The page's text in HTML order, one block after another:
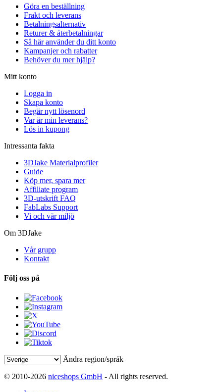
Göra en beställning
Frakt och leverans
Betalningsalternativ
Returer & återbetalningar
Så här använder du ditt konto
Kampanjer och rabatter
Behöver du mer hjälp?
Mitt konto
Logga in
Skapa konto
Begär nytt lösenord
Var är min leverans?
Lös in kupong
Intressanta fakta
3DJake Materialprofiler
Guide
Köp mer, spara mer
Affiliate program
3D-utskrift FAQ
FabLabs Support
Vi och vår miljö
Om 3DJake
Vår grupp
Kontakt
Följ oss på
Ändra region/språk
© 2010-2026 niceshops GmbH - All rights reserved.